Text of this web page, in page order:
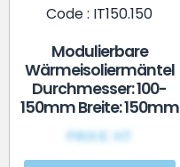
Code : IT150.150
Modulierbare
Wärmeisoliermäntel
Durchmesser: 100-
150mm Breite: 150mm
PRIX€ HT